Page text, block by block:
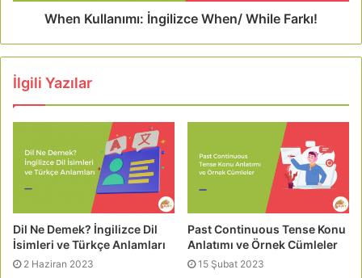
When Kullanımı: İngilizce When/ While Farkı!
İlgili Yazılar
Dil Ne Demek? İngilizce Dil
İsimleri ve Türkçe Anlamları
2 Haziran 2023
Past Continuous Tense Konu
Anlatımı ve Örnek Cümleler
15 Şubat 2023